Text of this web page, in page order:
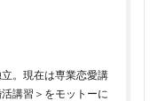
。現在は専業恋愛講
講習＞をモットーに